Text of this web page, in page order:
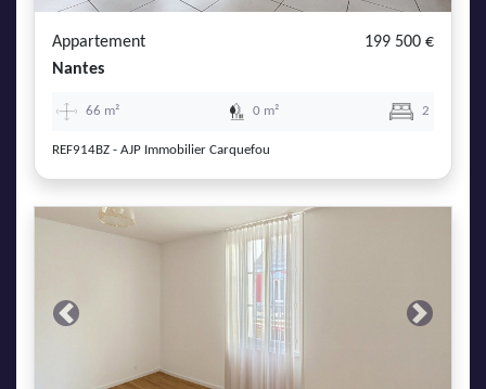
Appartement
199 500 €
Nantes
66 m² 0 m² 2
REF914BZ - AJP Immobilier Carquefou
Previous Next